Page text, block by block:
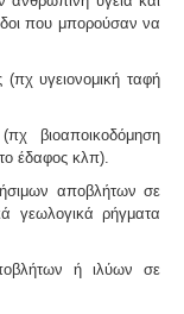
οξυγόνου - .Τα
καλλυντικών
επεξεργασίας
και διάθεσης
αποχέτευσης.
που μπορούσαν να
υγειονομική ταφή
βιοαποικοδόμηση
έδαφος κλπ).
αποβλήτων σε
γεωλογικά ρήγματα
ή ιλύων σε